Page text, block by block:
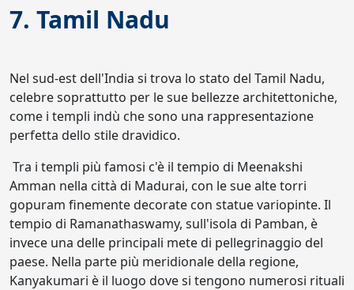
7. Tamil Nadu
Nel sud-est dell'India si trova lo stato del Tamil Nadu,
celebre soprattutto per le sue bellezze architettoniche,
come i templi indù che sono una rappresentazione
perfetta dello stile dravidico.
Tra i templi più famosi c'è il tempio di Meenakshi
Amman nella città di Madurai, con le sue alte torri
gopuram finemente decorate con statue variopinte. Il
tempio di Ramanathaswamy, sull'isola di Pamban, è
invece una delle principali mete di pellegrinaggio del
paese. Nella parte più meridionale della regione,
Kanyakumari è il luogo dove si tengono numerosi rituali